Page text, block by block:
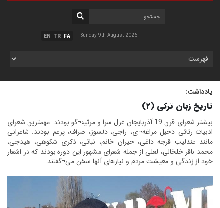
FA
TR
EN Sunday 9th August 2026
یادداشت:
تاریخ زبان ترکی (۲)
بیشتر شعرای قرن 19 آذربایجان غزل سرا و مرثیه¬گو بودند. مهمترین شعرای
ادبیات رثائی دخیل مراغه¬ای، راجی، دلسوز، صراف، پرغم بودند. شاعرانی
مانند عندلیب قرجه داغی، حیران خانم، نباتی، ذکری شکوهی، هیدجی،
محمد باقر خلخالی، لعلی از جمله شعرای مشهور این دوره بودند که در اشعار
خود از زندگی و معیشت مردم و نیازهای آنها سخن می¬گفتند.